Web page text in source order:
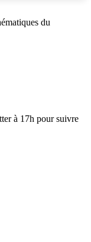
du
à 17h pour suivre